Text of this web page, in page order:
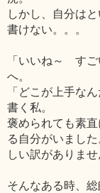
しかし、自分は
書けない。。。
「いいね～ す
へ。
「どこが上手な
書く私。
褒められても素
る自分がいまし
しい訳がありませ
そんなある時、